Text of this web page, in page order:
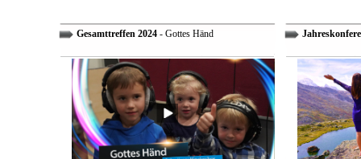
Gesamttreffen 2024- Gottes Händ